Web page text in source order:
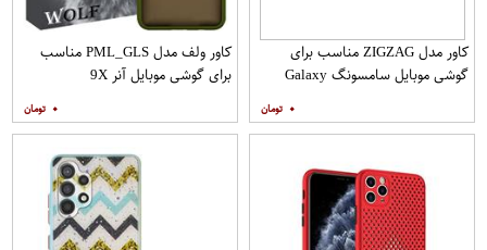
کاور مدل ZIGZAG مناسب برای
گوشی موبایل سامسونگ Galaxy
۰
کاور ولف مدل PML_GLS مناسب
برای گوشی موبایل آنر 9X
۰